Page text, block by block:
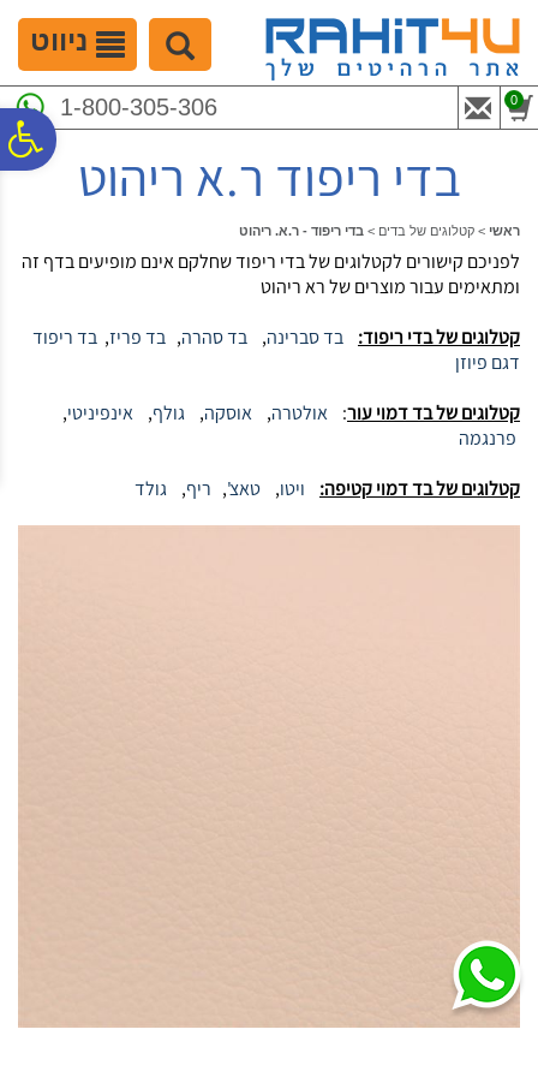
נגישות
המרכזי
ניווט
1-800-305-306 0
בדי ריפוד ר.א ריהוט
ראשי > קטלוגים של בדים > בדי ריפוד - ר.א. ריהוט
לפניכם קישורים לקטלוגים של בדי ריפוד שחלקם אינם מופיעים בדף זה
ומתאימים עבור מוצרים של רא ריהוט
קטלוגים של בדי ריפוד:
בד סברינה, בד סהרה, בד פריז, בד ריפוד
דגם פיוזן
קטלוגים של בד דמוי עור: אולטרה, אוסקה, גולף, אינפיניטי,
פרנגמה
קטלוגים של בד דמוי קטיפה:
ויטו, טאצ', ריף, גולד